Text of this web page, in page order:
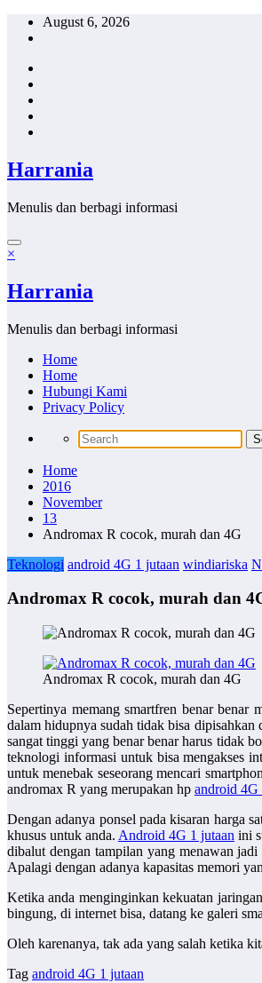
Skip
August 6, 2026
Harrania
Menulis dan berbagi informasi
×
Harrania
Menulis dan berbagi informasi
Home
Home
Hubungi Kami
Privacy Policy
Home
2016
November
13
Andromax R cocok, murah dan 4G
Teknologi android 4G 1 jutaan windiariska
Andromax R cocok, murah dan
Andromax R cocok, murah dan 4G
Sepertinya memang smartfren benar benar
dalam hidupnya sudah tidak bisa dipisahkan
sangat tinggi yang benar benar harus tidak
teknologi informasi untuk bisa mengakses
untuk menebak seseorang mencari
andromax R yang merupakan hp android 4G
Dengan adanya ponsel pada kisaran harga
khusus untuk anda. Android 4G 1 jutaan ini
dibalut dengan tampilan yang menawan
Apalagi dengan adanya kapasitas memori
Ketika anda menginginkan kekuatan
bingung, di internet bisa, datang ke galeri
Oleh karenanya, tak ada yang salah ketika
Tag android 4G 1 jutaan